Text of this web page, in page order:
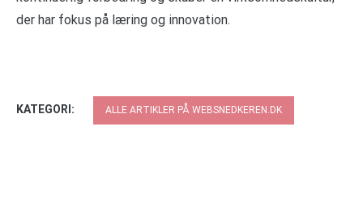
der har fokus på læring og innovation.
KATEGORI: ALLE ARTIKLER PÅ WEBSNEDKEREN.DK